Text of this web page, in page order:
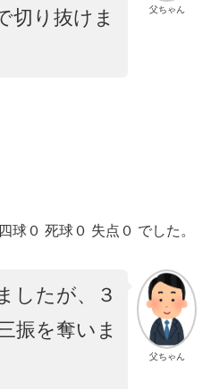
父ちゃん
切り抜けま
球０ 死球０ 失点０ でした。
父ちゃん
したが、３
振を奪いま